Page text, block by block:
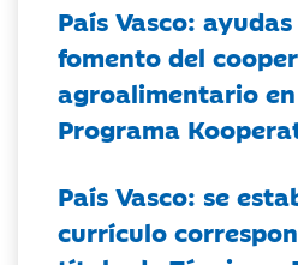
País Vasco:
fomento del
agroalimentario
Programa
País Vasco: se
currículo